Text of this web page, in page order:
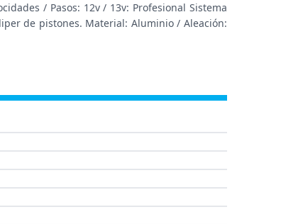
/ Pasos: 12v / 13v: Profesional Sistema
de pistones. Material: Aluminio / Aleación: